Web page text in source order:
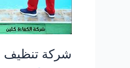
شركة تنظيف